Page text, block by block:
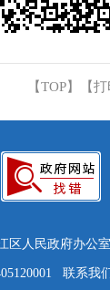
【TOP】 【打
区人民政府办公
联系我